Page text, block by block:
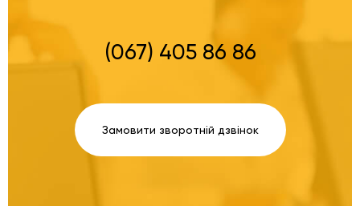
(067) 405 86 86
Замовити зворотній дзвінок